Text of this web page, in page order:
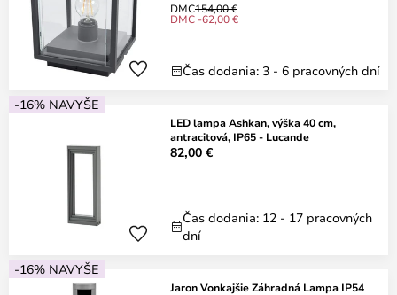
DMC154,00 €
DMC -62,00 €
Čas dodania: 3 - 6 pracovných dní
-16% NAVYŠE
LED lampa Ashkan, výška 40 cm,
antracitová, IP65 - Lucande
82,00 €
Čas dodania: 12 - 17 pracovných
dní
-16% NAVYŠE
Jaron Vonkajšie Záhradná Lampa IP54